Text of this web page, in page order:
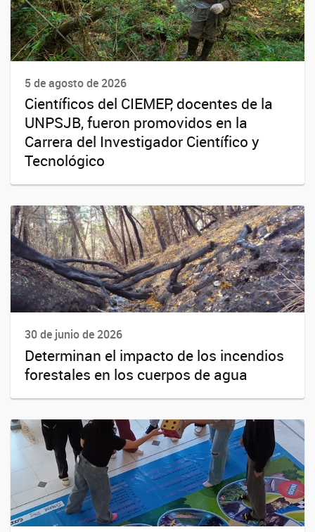
5 de agosto de 2026
Científicos del CIEMEP, docentes de la
UNPSJB, fueron promovidos en la
Carrera del Investigador Científico y
Tecnológico
30 de junio de 2026
Determinan el impacto de los incendios
forestales en los cuerpos de agua